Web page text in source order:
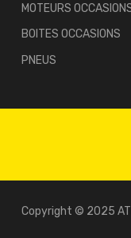
MOTEURS
BOITES OCCASIONS
PNEUS
Copyright © 2025